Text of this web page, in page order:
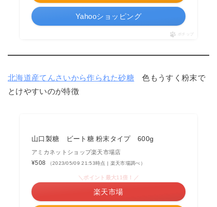
Yahooショッピング
ポチップ
北海道産てんさいから作られた砂糖 色もうすく粉末で
とけやすいのが特徴
山口製糖 ビート糖 粉末タイプ 600g
アミカネットショップ楽天市場店
¥508
（2023/05/09 21:53時点 | 楽天市場調べ）
＼ポイント最大11倍！／
楽天市場